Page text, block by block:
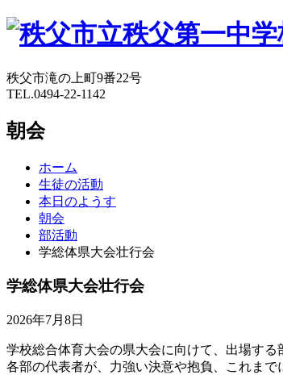
秩父市滝の上町9番22号
TEL.0494-22-1142
朝会
ホーム
生徒の活動
本日のようす
朝会
部活動
学総体県大会壮行会
学総体県大会壮行会
2026年7月8日
学校総合体育大会の県大会に向けて、出場す
各部の代表者が、力強い決意や抱負、これま